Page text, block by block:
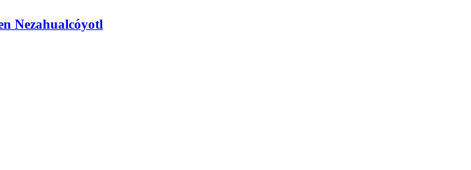
Nezahualcóyotl